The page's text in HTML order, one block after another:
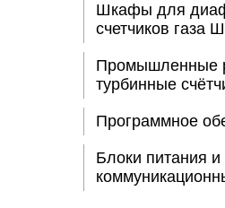
Шкафы для
счетчиков
Промышленные
турбинные
Программное
Блоки питания и